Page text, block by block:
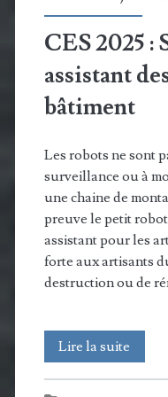
CES 2025 :
assistant
bâtiment
Les robots ne sont
surveillance ou à
une chaine de
preuve le petit
assistant pour les
forte aux artisants
destruction ou de
Lire la suite
2025